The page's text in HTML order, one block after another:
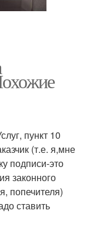
пункт 10
(т.е. я,мне
подписи-это
законного
попечителя)
ставить